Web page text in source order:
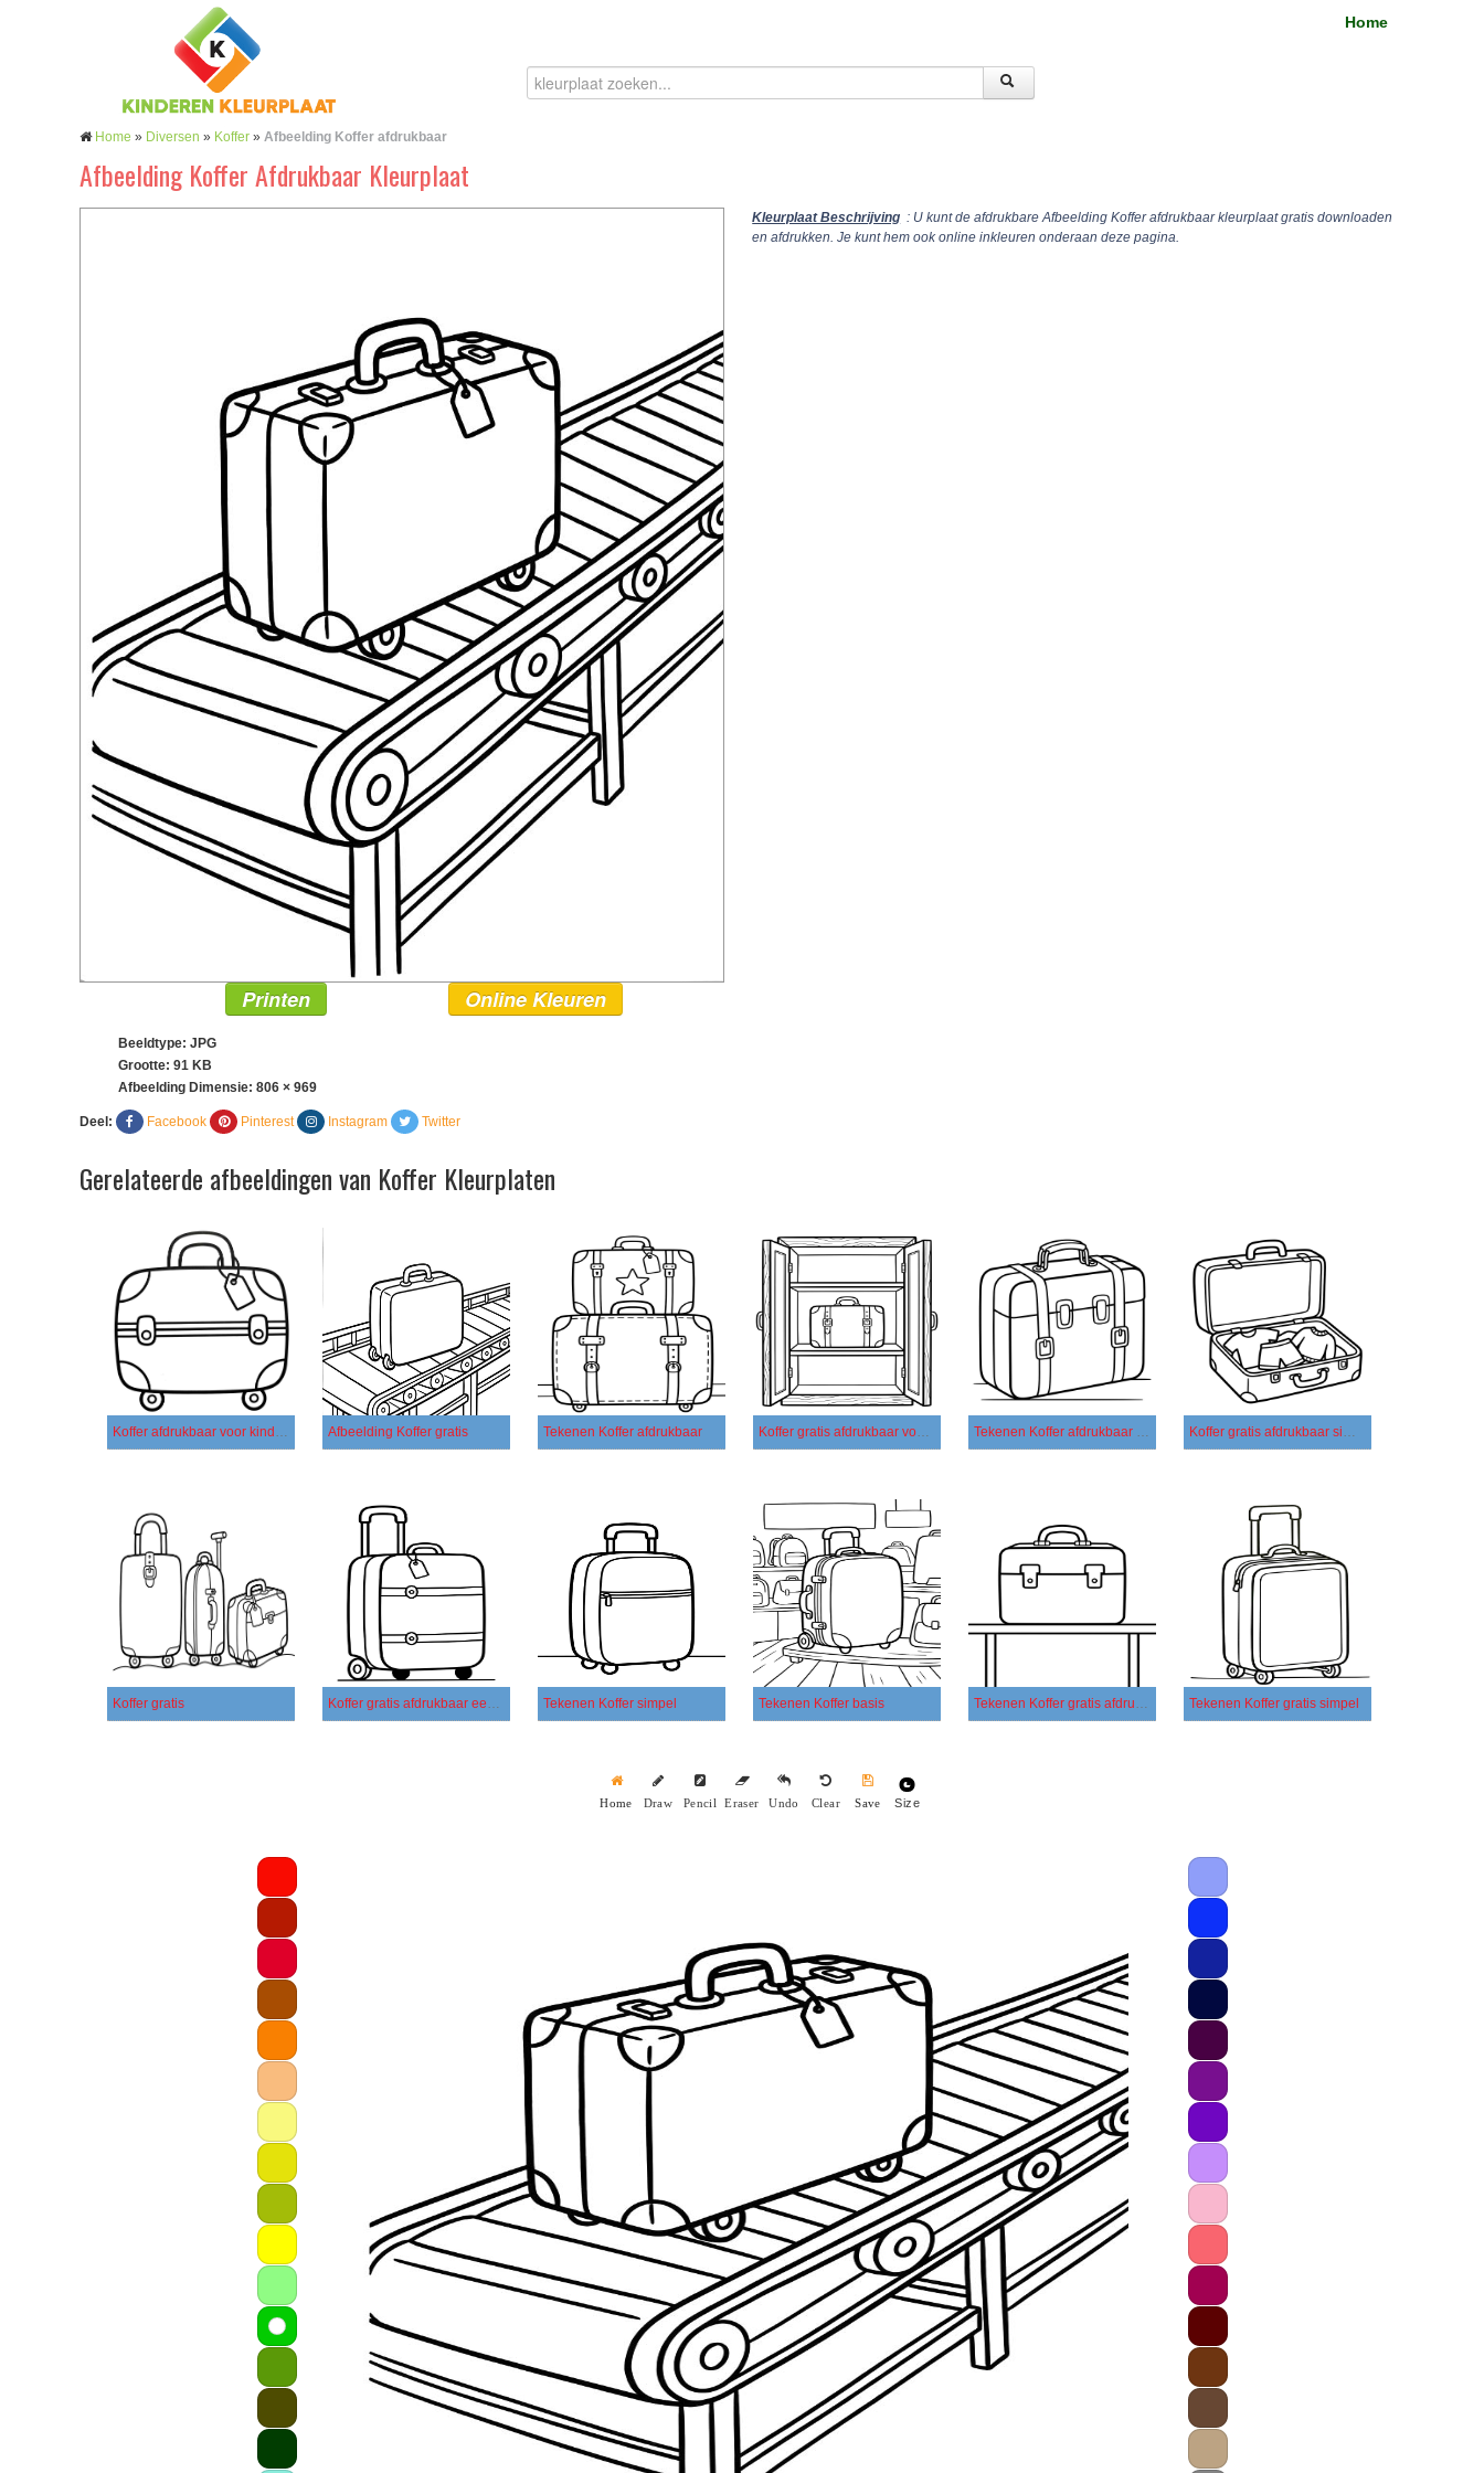
Home
Home » Diversen » Koffer » Afbeelding Koffer afdrukbaar
Afbeelding Koffer Afdrukbaar Kleurplaat
Kleurplaat Beschrijving : U kunt de afdrukbare Afbeelding Koffer afdrukbaar kleurplaat gratis downloaden
en afdrukken. Je kunt hem ook online inkleuren onderaan deze pagina.
Printen Online Kleuren
Beeldtype: JPG
Grootte: 91 KB
Afbeelding Dimensie: 806 × 969
Deel: Facebook Pinterest Instagram Twitter
Gerelateerde afbeeldingen van Koffer Kleurplaten
Koffer afdrukbaar voor kinderen Afbeelding Koffer gratis Tekenen Koffer afdrukbaar Koffer gratis afdrukbaar voor kinderen Tekenen Koffer afdrukbaar basis Koffer gratis afdrukbaar simpel
Koffer gratis Koffer gratis afdrukbaar eenvoudig Tekenen Koffer simpel Tekenen Koffer basis Tekenen Koffer gratis afdrukbaar simpel Tekenen Koffer gratis simpel
Home Draw Pencil Eraser Undo Clear Save Size